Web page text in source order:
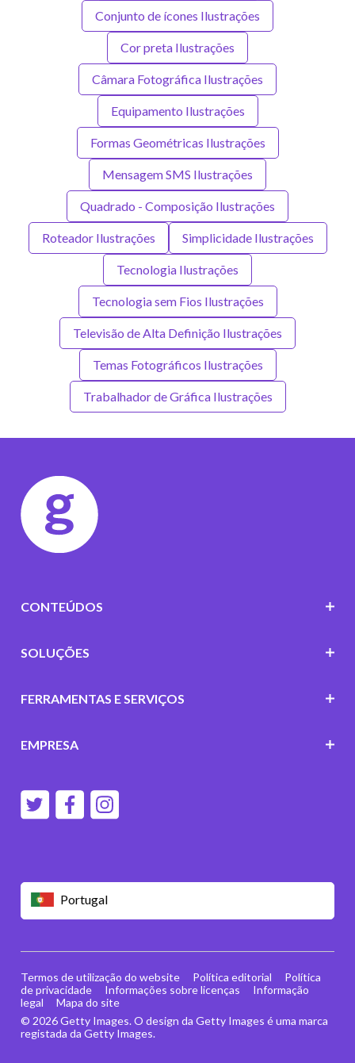
Conjunto de ícones Ilustrações
Cor preta Ilustrações
Câmara Fotográfica Ilustrações
Equipamento Ilustrações
Formas Geométricas Ilustrações
Mensagem SMS Ilustrações
Quadrado - Composição Ilustrações
Roteador Ilustrações Simplicidade Ilustrações
Tecnologia Ilustrações
Tecnologia sem Fios Ilustrações
Televisão de Alta Definição Ilustrações
Temas Fotográficos Ilustrações
Trabalhador de Gráfica Ilustrações
Portugal
CONTEÚDOS
SOLUÇÕES
FERRAMENTAS E SERVIÇOS
EMPRESA
© 2026 Getty Images. O design da Getty Images é uma marca
registada da Getty Images.
Termos de utilização do website Política editorial
Política
de privacidade
Informações sobre licenças
Informação
legal
Mapa do site